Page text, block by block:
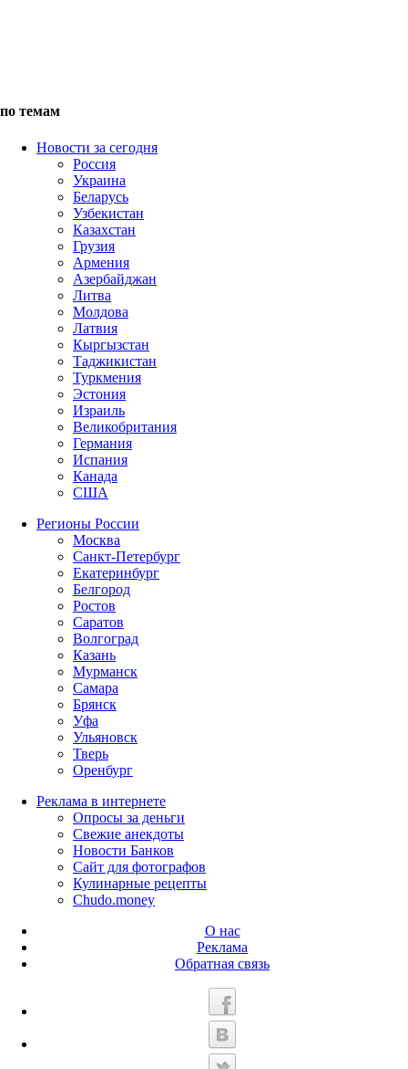
по темам
Новости за сегодня
Россия
Украина
Беларусь
Узбекистан
Казахстан
Грузия
Армения
Азербайджан
Литва
Молдова
Латвия
Кыргызстан
Таджикистан
Туркмения
Эстония
Израиль
Великобритания
Германия
Испания
Канада
США
Регионы России
Москва
Санкт-Петербург
Екатеринбург
Белгород
Ростов
Саратов
Волгоград
Казань
Мурманск
Самара
Брянск
Уфа
Ульяновск
Тверь
Оренбург
Реклама в интернете
Опросы за деньги
Свежие анекдоты
Новости Банков
Сайт для фотографов
Кулинарные рецепты
Chudo.money
О нас
Реклама
Обратная связь